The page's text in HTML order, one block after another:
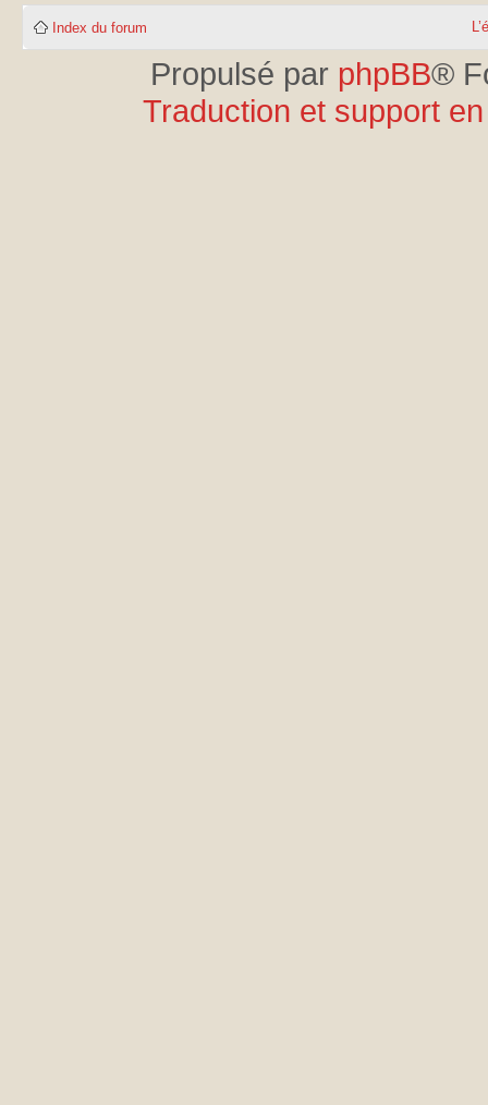
Index du forum
Propulsé par phpBB®
Traduction et support